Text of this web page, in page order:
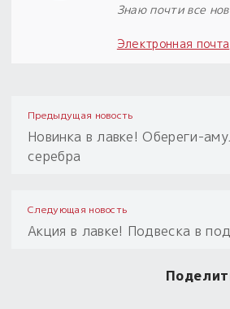
Знаю почти все
Электронная почта
Предыдущая новость
Новинка в лавке! Обереги-
серебра
Следующая новость
Акция в лавке! Подвеска в